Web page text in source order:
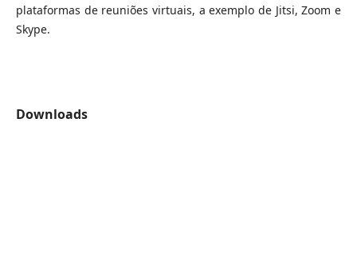
plataformas de reuniões virtuais, a exemplo de Jitsi, Zoom e
Skype.
Downloads